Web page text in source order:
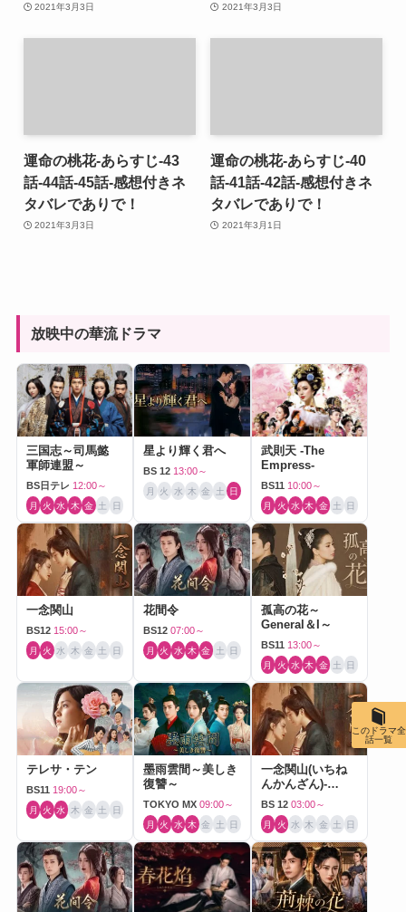
2021年3月3日 2021年3月3日
運命の桃花-あらすじ-43
話-44話-45話-感想付きネ
タバレでありで！
2021年3月3日
運命の桃花-あらすじ-40
話-41話-42話-感想付きネ
タバレでありで！
2021年3月1日
放映中の華流ドラマ
三国志～司馬懿
軍師連盟～
BS日テレ 12:00～
月 火 水 木 金 土 日
星より輝く君へ
BS 12 13:00～
月 火 水 木 金 土 日
武則天 -The
Empress-
BS11 10:00～
月 火 水 木 金 土 日
一念関山
BS12 15:00～
月 火 水 木 金 土 日
花間令
BS12 07:00～
月 火 水 木 金 土 日
孤高の花～
General＆I～
BS11 13:00～
月 火 水 木 金 土 日
テレサ・テン
BS11 19:00～
月 火 水 木 金 土 日
墨雨雲間～美しき
復讐～
TOKYO MX 09:00～
月 火 水 木 金 土 日
一念関山(いちね
んかんざん)-
Journey to Love-
BS 12 03:00～
月 火 水 木 金 土 日
このドラマ全
話一覧